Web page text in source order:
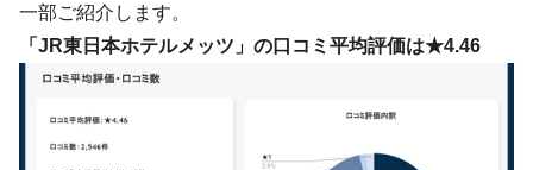
一部ご紹介します。
「JR東日本ホテルメッツ」の口コミ平均評価は★4.46